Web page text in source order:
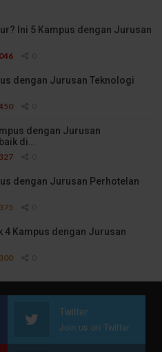
Ini 5 Kampus dengan Jurusan
dengan Jurusan Teknologi
dengan Jurusan
di…
dengan Jurusan Perhotelan
4 Kampus dengan Jurusan
Twitter
Join us on Twitter